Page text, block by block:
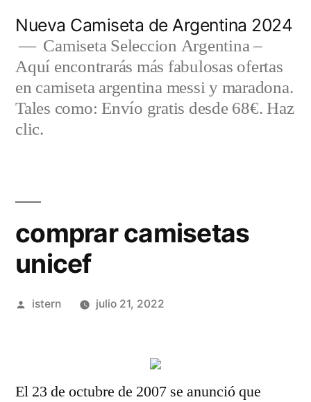
contenido
Nueva Camiseta de Argentina 2024
Camiseta Seleccion Argentina –
Aquí encontrarás más fabulosas ofertas
en camiseta argentina messi y maradona.
Tales como: Envío gratis desde 68€. Haz
clic.
comprar camisetas
unicef
Publicado
istern julio 21, 2022
El 23 de octubre de 2007 se anunció que